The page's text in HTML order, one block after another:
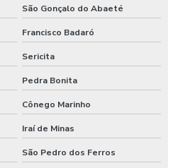
São Gonçalo do Abaeté
Francisco Badaró
Sericita
Pedra Bonita
Cônego Marinho
Iraí de Minas
São Pedro dos Ferros